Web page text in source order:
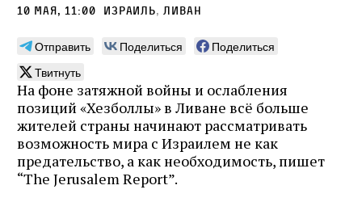
10 мая, 11:00 Израиль, Ливан
Отправить Поделиться
Поделиться
Твитнуть
На фоне затяжной войны и ослабления
позиций «Хезболлы» в Ливане всё больше
жителей страны начинают рассматривать
возможность мира с Израилем не как
предательство, а как необходимость, пишет
“The Jerusalem Report”.